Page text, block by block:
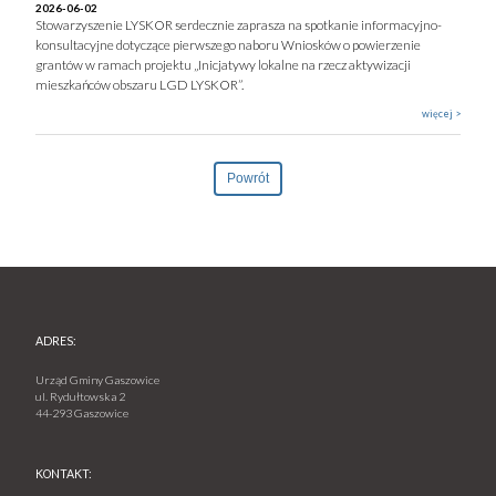
2026-06-02
Stowarzyszenie LYSKOR serdecznie zaprasza na spotkanie informacyjno-
konsultacyjne dotyczące pierwszego naboru Wniosków o powierzenie
grantów w ramach projektu „Inicjatywy lokalne na rzecz aktywizacji
mieszkańców obszaru LGD LYSKOR”.
więcej >
Powrót
ADRES:
Urząd Gminy Gaszowice
ul. Rydułtowska 2
44-293 Gaszowice
KONTAKT: